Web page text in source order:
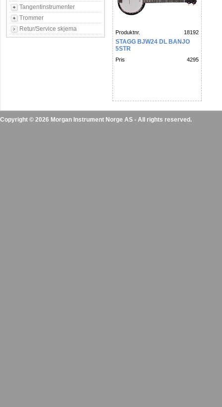
Tangentinstrumenter
Trommer
Retur/Service skjema
Produktnr. 18192
STAGG BJW24 DL BANJO
5STR
Pris 4295
Copyright © 2026 Morgan Instrument Norge AS - All rights reserved.